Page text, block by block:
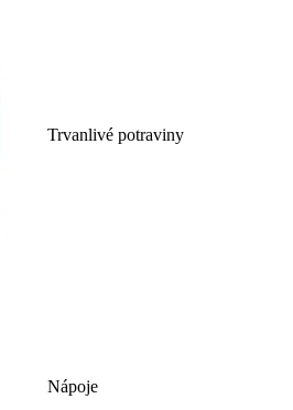
Trvanlivé potraviny
Nápoje